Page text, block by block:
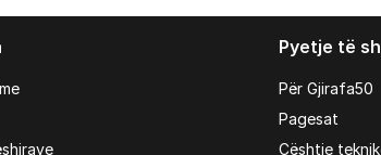
Pyetje të
Për Gjirafa50
Pagesat
Çështje